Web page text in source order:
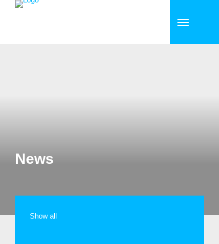
News
Show all